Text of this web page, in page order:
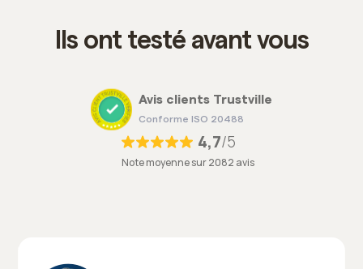
Ils ont testé avant vous
Avis clients Trustville
Conforme ISO 20488
4,7/5
Note moyenne sur 2082 avis